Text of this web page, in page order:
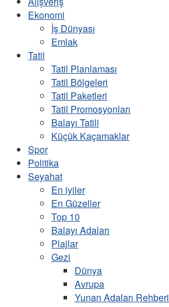
Ekonomi
İş Dünyası
Emlak
Tatil
Tatil Planlaması
Tatil Bölgeleri
Tatil Paketleri
Tatil Promosyonları
Balayı Tatili
Küçük Kaçamaklar
Spor
Politika
Seyahat
En iyiler
En Güzeller
Top 10
Balayı Adaları
Plajlar
Gezi
Dünya
Avrupa
Yunan Adaları Rehberi